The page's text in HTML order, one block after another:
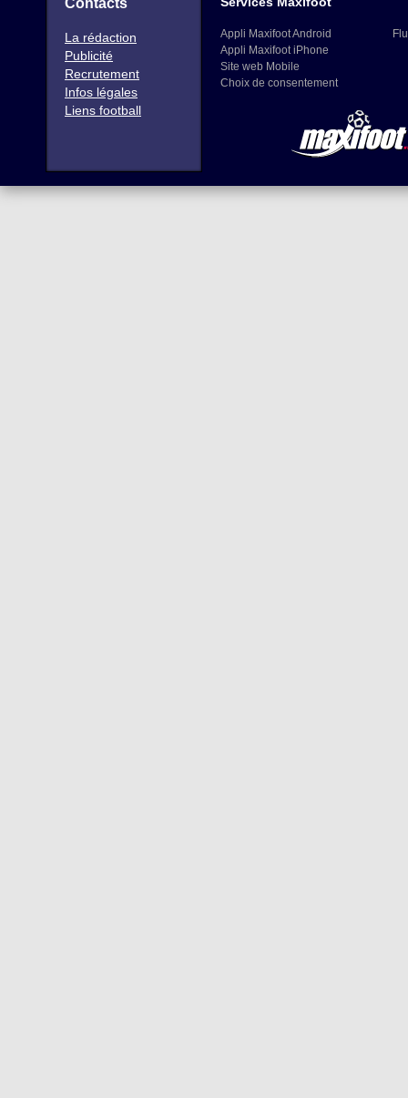
Contacts
La rédaction
Publicité
Recrutement
Infos légales
Liens football
Appli Maxifoot Android
Appli Maxifoot iPhone
Site web Mobile
Choix de consentement